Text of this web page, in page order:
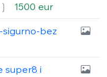
1500 eur
sigurno-bez
super8 i